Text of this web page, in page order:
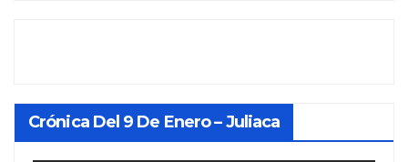
Crónica Del 9 De Enero – Juliaca